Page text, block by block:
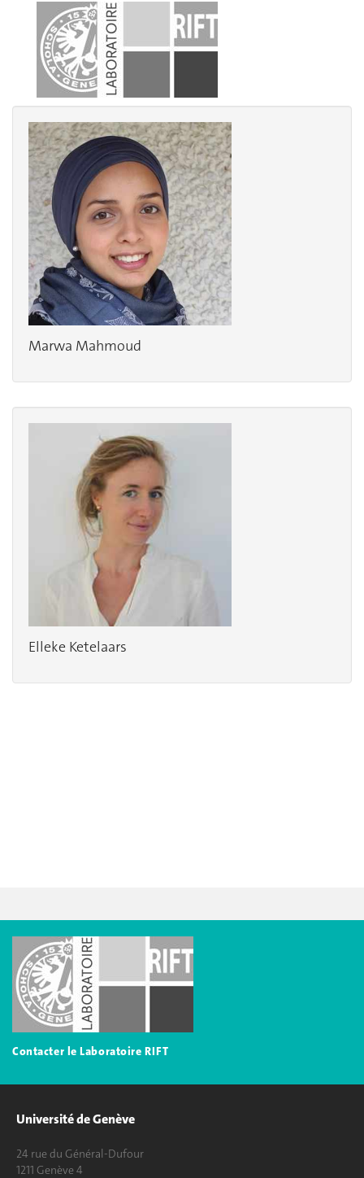
Marwa Mahmoud
Elleke Ketelaars
Contacter le Laboratoire RIFT
Université de Genève
24 rue du Général-Dufour
1211 Genève 4